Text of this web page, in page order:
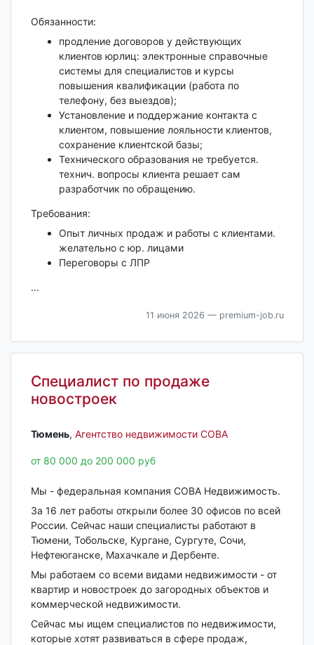
Обязанности:
продление договоров у действующих
клиентов юрлиц: электронные справочные
системы для специалистов и курсы
повышения квалификации (работа по
телефону, без выездов);
Установление и поддержание контакта с
клиентом, повышение лояльности клиентов,
сохранение клиентской базы;
Технического образования не требуется.
технич. вопросы клиента решает сам
разработчик по обращению.
Требования:
Опыт личных продаж и работы с клиентами.
желательно с юр. лицами
Переговоры с ЛПР
...
11 июня 2026 — premium-job.ru
Специалист по продаже
новостроек
Тюмень‎, Агентство недвижимости СОВА
от 80 000 до 200 000 руб
Мы - федеральная компания СОВА Недвижимость.
За 16 лет работы открыли более 30 офисов по всей
России. Сейчас наши специалисты работают в
Тюмени, Тобольске, Кургане, Сургуте, Сочи,
Нефтеюганске, Махачкале и Дербенте.
Мы работаем со всеми видами недвижимости - от
квартир и новостроек до загородных объектов и
коммерческой недвижимости.
Сейчас мы ищем специалистов по недвижимости,
которые хотят развиваться в сфере продаж,